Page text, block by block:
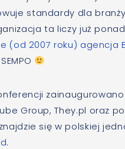
standardy dla
ta liczy już
(od 2007 roku) agencja
Group, They.pl oraz
się w polskiej
.